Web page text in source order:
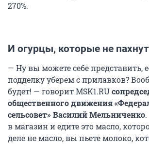
270%.
И огурцы, которые не
— Ну вы можете себе представить,
подделку уберем с прилавков?
будет! — говорит MSK1.RU
общественного движения
сельсовет» Василий Мельниченко
в магазин и едите это масло,
деле не масло, вы пьете молоко,